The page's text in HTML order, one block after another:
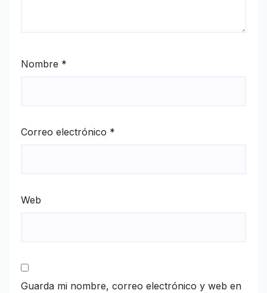
Nombre *
Correo electrónico *
Web
Guarda mi nombre, correo electrónico y web en